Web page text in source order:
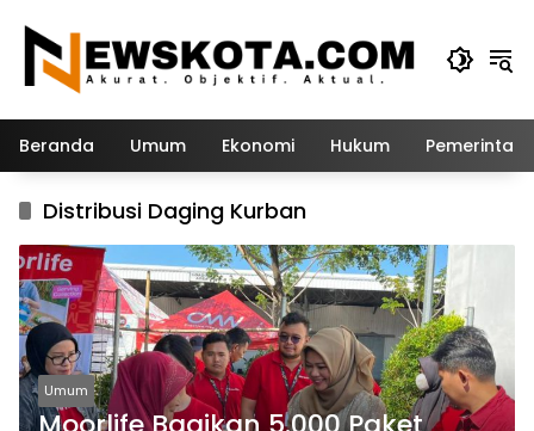
konten
Beranda Umum Ekonomi Hukum
Distribusi Daging Kurban
Umum